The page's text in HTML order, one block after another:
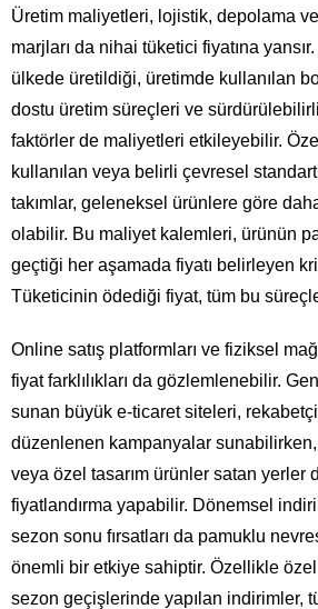
Üretim maliyetleri, lojistik, depolama
marjları da nihai tüketici fiyatına
ülkede üretildiği, üretimde kullanılan
dostu üretim süreçleri ve
faktörler de maliyetleri etkileyebilir.
kullanılan veya belirli çevresel
takımlar, geleneksel ürünlere göre
olabilir. Bu maliyet kalemleri, ürünün
geçtiği her aşamada fiyatı belirleyen
Tüketicinin ödediği fiyat, tüm bu
Online satış platformları ve fiziksel
fiyat farklılıkları da gözlemlenebilir.
sunan büyük e-ticaret siteleri,
düzenlenen kampanyalar
veya özel tasarım ürünler satan yerler
fiyatlandırma yapabilir. Dönemsel
sezon sonu fırsatları da pamuklu
önemli bir etkiye sahiptir. Özellikle
sezon geçişlerinde yapılan indirimler,